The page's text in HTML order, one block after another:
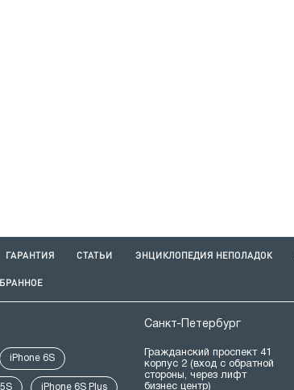
ГАРАНТИЯ СТАТЬИ ЭНЦИКЛОПЕДИЯ НЕПОЛАДОК
iPhone 6S
iPhone 6S Plus
Санкт-Петербург
Гражданский проспект 41
корпус 2 (вход с обратной
стороны, через лифт
бизнес центр)